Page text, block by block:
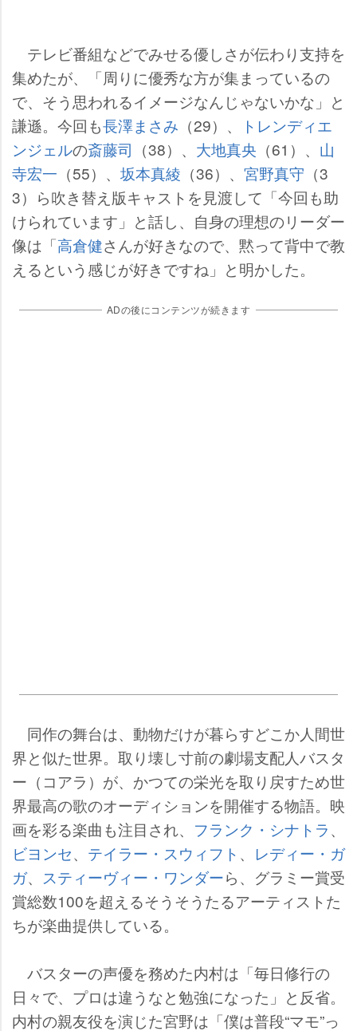
テレビ番組などでみせる優しさが伝わり支持を
集めたが、「周りに優秀な方が集まっているの
で、そう思われるイメージなんじゃないかな」と
謙遜。今回も長澤まさみ （29）、
トレンディエ
ンジェルの斎藤司 （38）、 大地真央 （61）、 山
寺宏一 （55）、 坂本真綾 （36）、 宮野真守 （3
3）ら吹き替え版キャストを見渡して「今回も助
けられています」と話し、自身の理想のリーダー
像は「高倉健さんが好きなので、黙って背中で教
えるという感じが好きですね」と明かした。
ADの後にコンテンツが続きます
同作の舞台は、動物だけが暮らすどこか人間世
界と似た世界。取り壊し寸前の劇場支配人バスタ
ー（コアラ）が、かつての栄光を取り戻すため世
界最高の歌のオーディションを開催する物語。映
画を彩る楽曲も注目され、 フランク・シナトラ、
ビヨンセ、 テイラー・スウィフト 、
レディー・ガ
ガ、 スティーヴィー・ワンダーら、グラミー賞受
賞総数100を超えるそうそうたるアーティストた
ちが楽曲提供している。
バスターの声優を務めた内村は「毎日修行の
日々で、プロは違うなと勉強になった」と反省。
内村の親友役を演じた宮野は「僕は普段“マモ”っ